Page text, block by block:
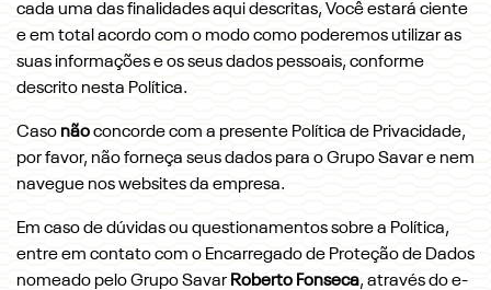
cada uma das finalidades aqui descritas, Você estará ciente
e em total acordo com o modo como poderemos utilizar as
suas informações e os seus dados pessoais, conforme
descrito nesta Política.
Casonãoconcorde com a presente Política de Privacidade,
por favor, não forneça seus dados para o Grupo Savar e nem
navegue nos websites da empresa.
Em caso de dúvidas ou questionamentos sobre a Política,
entre em contato com o Encarregado de Proteção de Dados
nomeado pelo Grupo Savar Roberto Fonseca, através do e-